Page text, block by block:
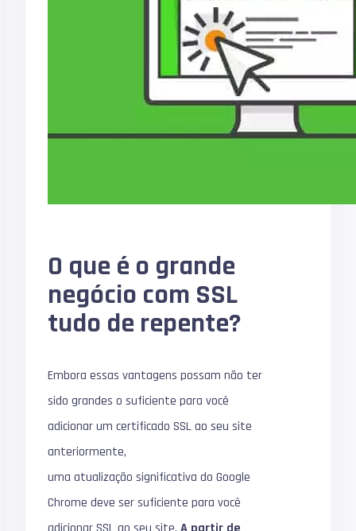
O que é o grande
negócio com SSL
tudo de repente?
Embora essas vantagens possam não ter
sido grandes o suficiente para você
adicionar um certificado SSL ao seu site
anteriormente,
uma atualização significativa do Google
Chrome deve ser suficiente para você